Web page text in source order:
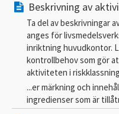
Beskrivning av
Ta del av beskrivningar
anges för
inriktning huvudkontor.
kontrollbehov som gör
aktiviteten i
...er märkning och
ingredienser som är